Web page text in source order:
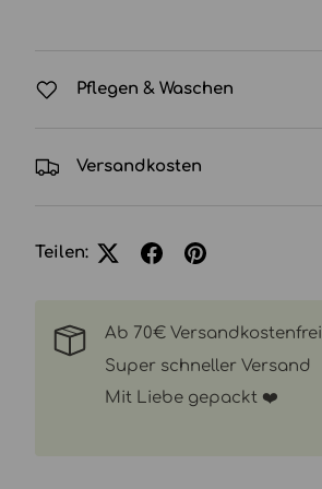
Pflegen & Waschen
Versandkosten
Teilen:
Ab 70€ Versandkostenfrei
Super schneller Versand
Mit Liebe gepackt ❤️